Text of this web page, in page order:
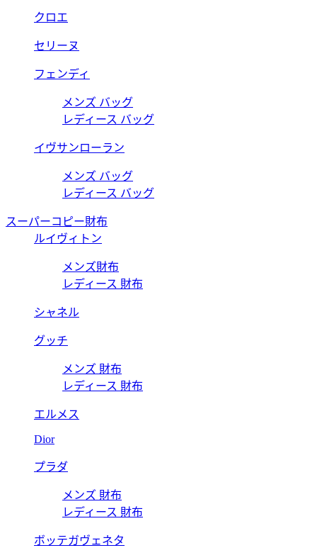
クロエ
セリーヌ
フェンディ
メンズ バッグ
レディース バッグ
イヴサンローラン
メンズ バッグ
レディース バッグ
スーパーコピー財布
ルイヴィトン
メンズ財布
レディース 財布
シャネル
グッチ
メンズ 財布
レディース 財布
エルメス
Dior
プラダ
メンズ 財布
レディース 財布
ボッテガヴェネタ